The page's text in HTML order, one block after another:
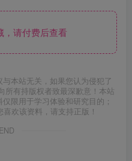
请付费后查看
本站无关，如果您认为侵犯了
所有持版权者致最深歉意！本站
限用于学习体验和研究目的；
欢该资料，请支持正版！